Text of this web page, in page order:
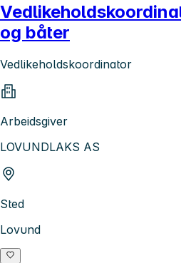
og båter
Vedlikeholdskoordinator
Arbeidsgiver
LOVUNDLAKS AS
Sted
Lovund